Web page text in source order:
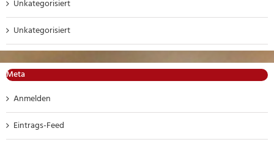
Unkategorisiert
Unkategorisiert
Meta
Anmelden
Eintrags-Feed